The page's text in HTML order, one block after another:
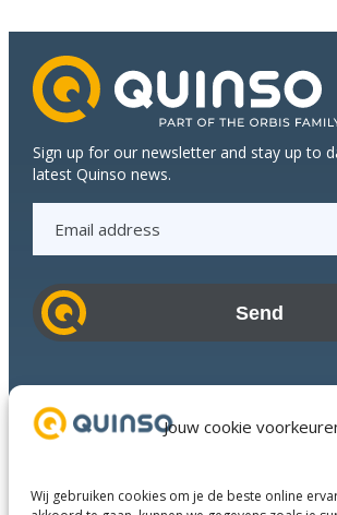
Jouw cookie
Wij gebruiken cookies om je de beste online
Plastics
Sign up for our newsletter and stay up to
latest Quinso news.
i
l
d
r
s
Success Stories
Services
About us